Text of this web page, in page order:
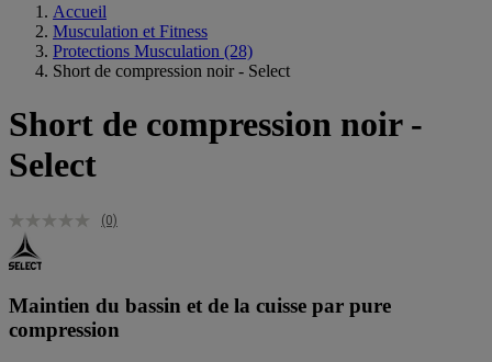
Accueil
Musculation et Fitness
Protections Musculation (28)
Short de compression noir - Select
Short de compression noir -
Select
(0)
Maintien du bassin et de la cuisse par pure
compression